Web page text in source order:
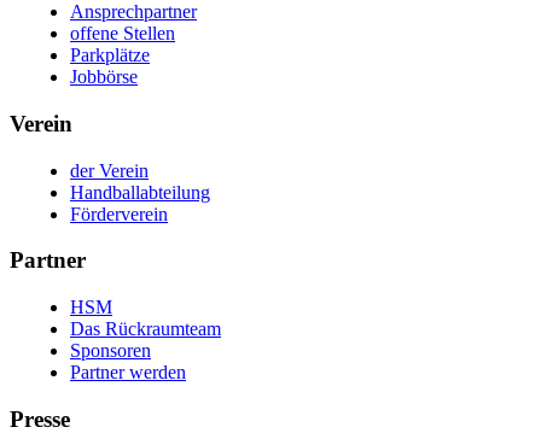
Ansprechpartner
offene Stellen
Parkplätze
Jobbörse
Verein
der Verein
Handballabteilung
Förderverein
Partner
HSM
Das Rückraumteam
Sponsoren
Partner werden
Presse